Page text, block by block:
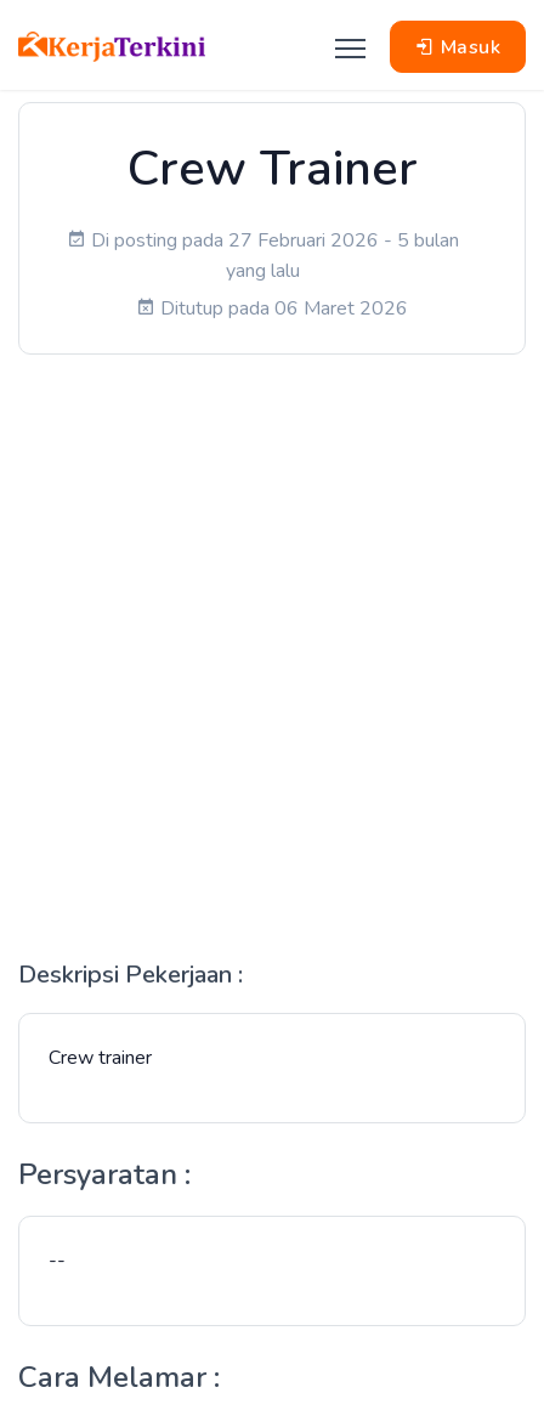
Masuk
Crew Trainer
Di posting pada 27 Februari 2026 - 5 bulan
yang lalu
Ditutup pada 06 Maret 2026
Deskripsi Pekerjaan :
Crew trainer
Persyaratan :
--
Cara Melamar :